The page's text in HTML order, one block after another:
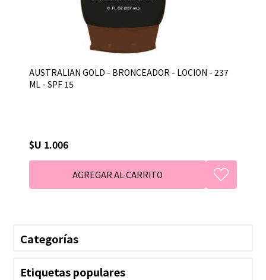
AUSTRALIAN GOLD - BRONCEADOR - LOCION - 237
ML - SPF 15
$U 1.006
Categorías
Etiquetas populares